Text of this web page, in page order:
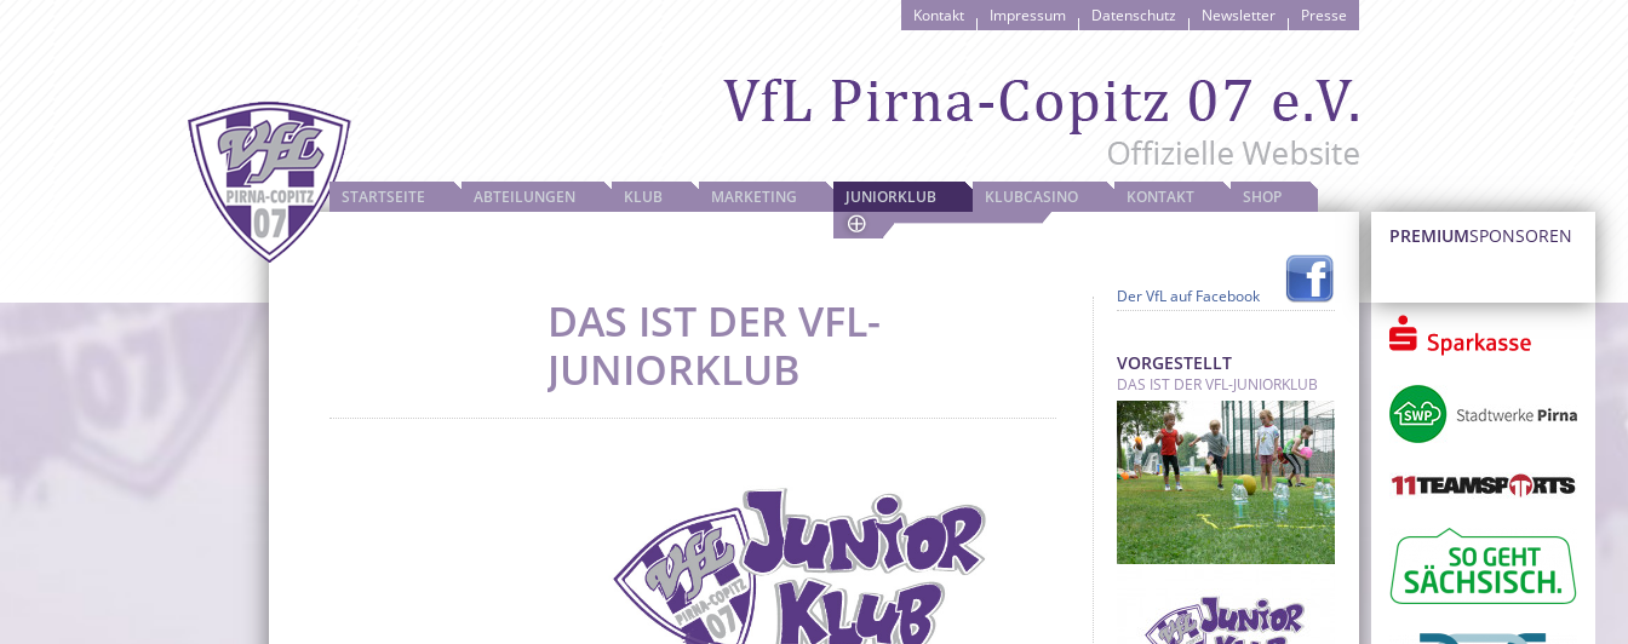
Kontakt Impressum Datenschutz Newsletter Presse
STARTSEITE ABTEILUNGEN KLUB MARKETING JUNIORKLUB KLUBCASINO KONTAKT SHOP
Der VfL auf Facebook
PREMIUMSPONSOREN
DAS IST DER VFL-
JUNIORKLUB
VORGESTELLT
DAS IST DER VFL-JUNIORKLUB